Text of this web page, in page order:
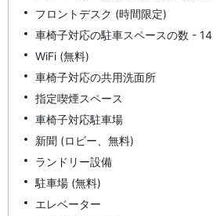
フロントデスク (時間限定)
車椅子対応の駐車スペースの数 - 14
WiFi (無料)
車椅子対応の共用洗面所
指定喫煙スペース
車椅子対応駐車場
新聞 (ロビー、無料)
ランドリー設備
駐車場 (無料)
エレベーター